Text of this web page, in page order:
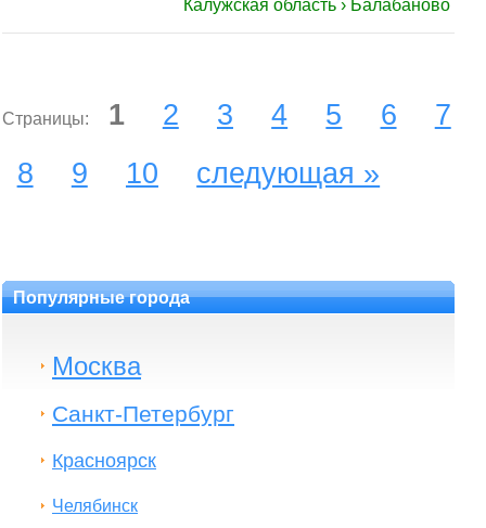
Калужская область › Балабаново
Страницы: 1 2 3 4 5 6
7
8
9 10 следующая »
Популярные города
Москва
Санкт-Петербург
Красноярск
Челябинск